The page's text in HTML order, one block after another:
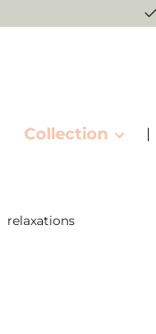
Collection
relaxations